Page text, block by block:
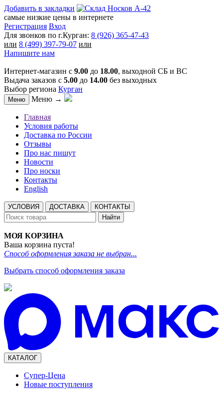
Добавить в закладки
самые низкие цены в интернете
Регистрация Вход
Для звонков по г.Курган: 8 (926) 365-47-43
или 8 (499) 397-79-07 или
Напишите нам
Интернет-магазин с 9.00 до 18.00, выходной СБ и ВС
Выдача заказов с 5.00 до 14.00 без выходных
Выбор региона Курган
Меню Меню →
Главная
Условия работы
Доставка по России
Отзывы
Про нас пишут
Новости
Про носки
Контакты
English
УСЛОВИЯ ДОСТАВКА
КОНТАКТЫ
Найти
МОЯ КОРЗИНА
Ваша корзина пуста!
Способ оформления заказа не выбран...
Выбрать способ оформления заказа
КАТАЛОГ
Супер-Цена
Новые поступления